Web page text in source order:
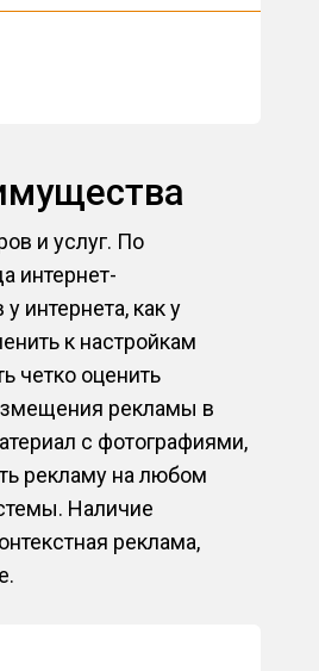
и услуг. По
интернет-
интернета, как у
к настройкам
четко оценить
рекламы в
с фотографиями,
рекламу на любом
Наличие
реклама,